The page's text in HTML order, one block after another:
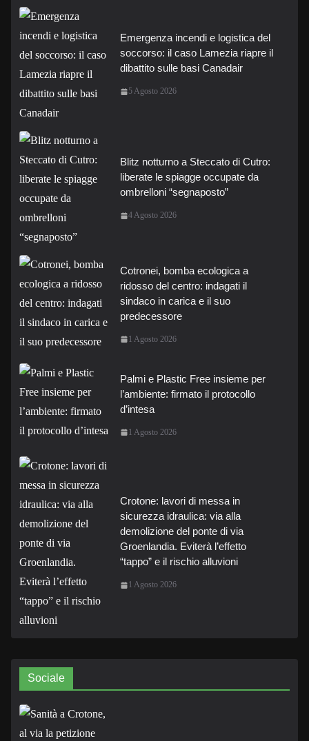
Emergenza incendi e logistica del
soccorso: il caso Lamezia riapre il
dibattito sulle basi Canadair
5 Agosto 2026
Blitz notturno a Steccato di Cutro:
liberate le spiagge occupate da
ombrelloni “segnaposto”
4 Agosto 2026
Cotronei, bomba ecologica a
ridosso del centro: indagati il
sindaco in carica e il suo
predecessore
1 Agosto 2026
Palmi e Plastic Free insieme per
l’ambiente: firmato il protocollo
d’intesa
1 Agosto 2026
Crotone: lavori di messa in
sicurezza idraulica: via alla
demolizione del ponte di via
Groenlandia. Eviterà l’effetto
“tappo” e il rischio alluvioni
1 Agosto 2026
Sociale